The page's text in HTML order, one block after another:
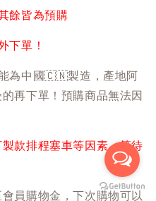
餘皆為預購
下單！
為中國🇨🇳製造，產地阿
再下單！預購商品無法因
款排程塞車等因素，等待
員購物金，下次購物可以